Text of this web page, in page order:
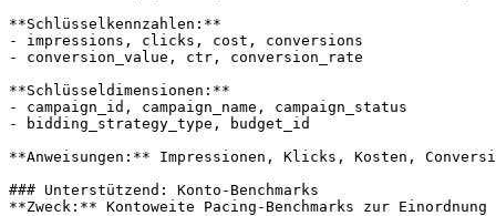
**Schlüsselkennzahlen:**
- impressions, clicks, cost, conversions
- conversion_value, ctr, conversion_rate
**Schlüsseldimensionen:**
- campaign_id, campaign_name, campaign_status
- bidding_strategy_type, budget_id
**Anweisungen:** Impressionen, Klicks, Kosten,
### Unterstützend: Konto-Benchmarks
**Zweck:** Kontoweite Pacing-Benchmarks zur